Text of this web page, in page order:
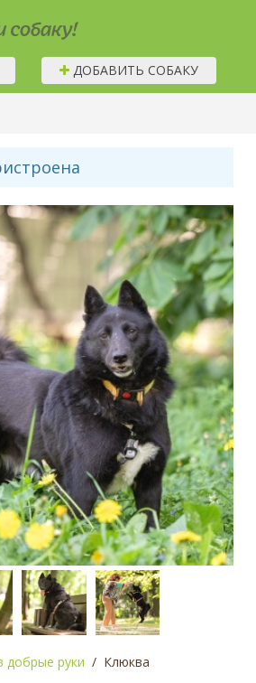
ДОБАВИТЬ СОБАКУ
добрые руки Клюква